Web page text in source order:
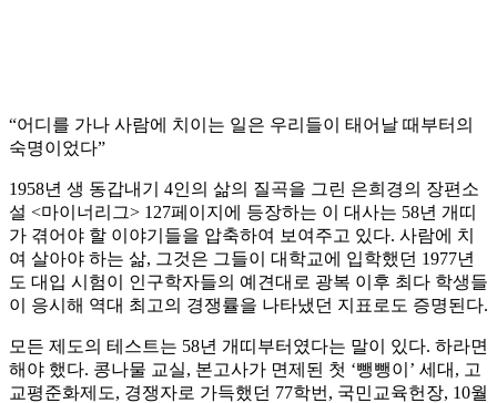
“어디를 가나 사람에 치이는 일은 우리들이 태어날 때부터의
숙명이었다”
1958년 생 동갑내기 4인의 삶의 질곡을 그린 은희경의 장편소
설 <마이너리그> 127페이지에 등장하는 이 대사는 58년 개띠
가 겪어야 할 이야기들을 압축하여 보여주고 있다. 사람에 치
여 살아야 하는 삶, 그것은 그들이 대학교에 입학했던 1977년
도 대입 시험이 인구학자들의 예견대로 광복 이후 최다 학생들
이 응시해 역대 최고의 경쟁률을 나타냈던 지표로도 증명된다.
모든 제도의 테스트는 58년 개띠부터였다는 말이 있다. 하라면
해야 했다. 콩나물 교실, 본고사가 면제된 첫 ‘뺑뺑이’ 세대, 고
교평준화제도, 경쟁자로 가득했던 77학번, 국민교육헌장, 10월